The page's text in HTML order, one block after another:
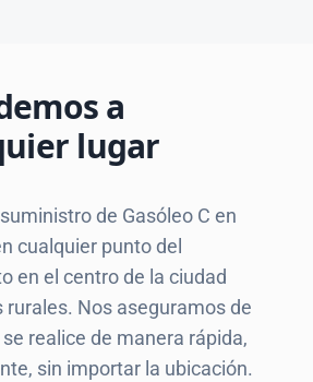
a
lugar
de Gasóleo C en
cualquier punto del
en el centro de la ciudad
rurales. Nos aseguramos de
realice de manera rápida,
sin importar la ubicación.